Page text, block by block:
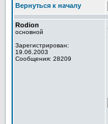
Вернуться к началу
Rodion
основной
Зарегистрирован:
19.06.2003
Сообщения: 28209